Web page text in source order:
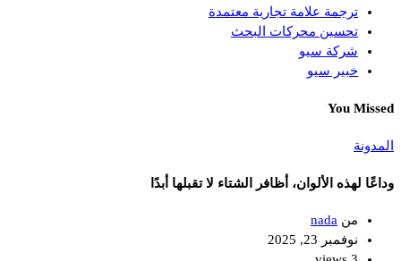
ترجمة علامة تجارية معتمدة
تحسين محركات البحث
شركة سيو
خبير سيو
You Missed
المدونة
وداعًا لهذه الألوان، أظافر الشتاء لا تقبلها أبدًا
من nada
نوفمبر 23, 2025